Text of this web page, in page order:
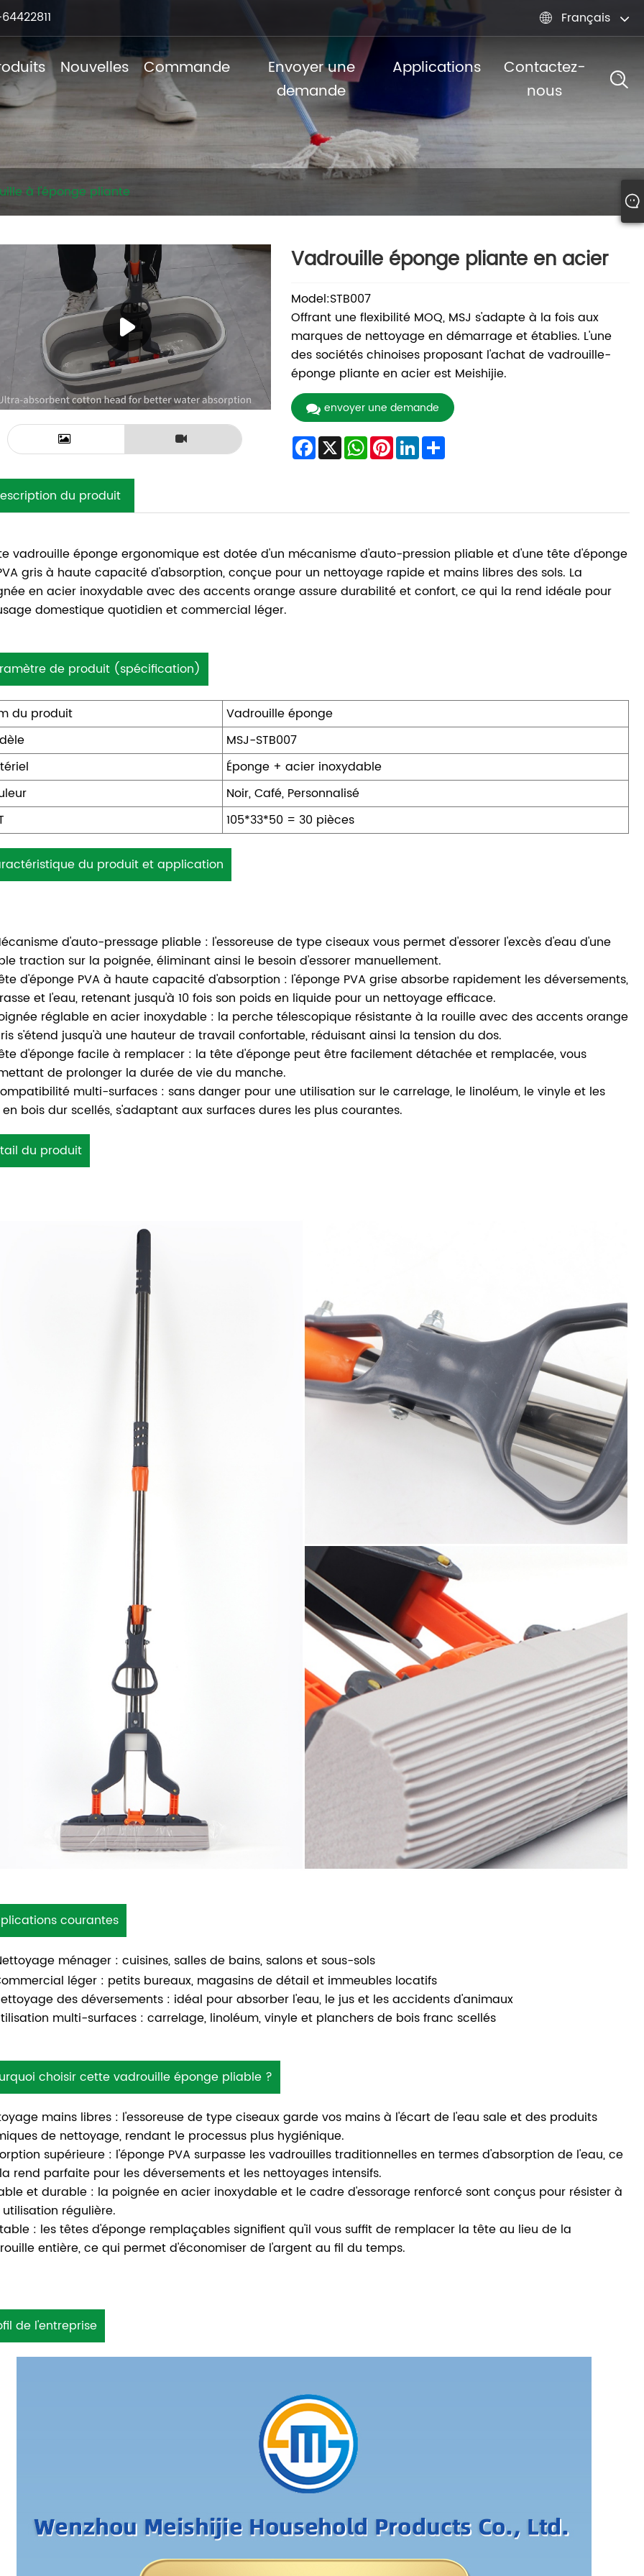
 Français
Nouvelles Commande
Envoyer une
demande
Applications
Contactez-
nous
à l'éponge pliante
Vadrouille éponge pliante en acier
Model:STB007
Offrant une flexibilité MOQ, MSJ s'adapte à la fois aux
marques de nettoyage en démarrage et établies. L'une
des sociétés chinoises proposant l'achat de vadrouille-
éponge pliante en acier est Meishijie.
envoyer une demande
Facebook
X WhatsApp
Pinterest
LinkedInShare
du produit
vadrouille éponge ergonomique est dotée d'un mécanisme d'auto-pression pliable et d'une tête d'éponge
gris à haute capacité d'absorption, conçue pour un nettoyage rapide et mains libres des sols. La
en acier inoxydable avec des accents orange assure durabilité et confort, ce qui la rend idéale pour
domestique quotidien et commercial léger.
de produit (spécification)
du produit
Vadrouille éponge
MSJ-STB007
Éponge + acier inoxydable
Noir, Café, Personnalisé
105*33*50 = 30 pièces
du produit et application
d'auto-pressage pliable : l'essoreuse de type ciseaux vous permet d'essorer l'excès d'eau d'une
traction sur la poignée, éliminant ainsi le besoin d'essorer manuellement.
d'éponge PVA à haute capacité d'absorption : l'éponge PVA grise absorbe rapidement les déversements,
et l'eau, retenant jusqu'à 10 fois son poids en liquide pour un nettoyage efficace.
réglable en acier inoxydable : la perche télescopique résistante à la rouille avec des accents orange
s'étend jusqu'à une hauteur de travail confortable, réduisant ainsi la tension du dos.
d'éponge facile à remplacer : la tête d'éponge peut être facilement détachée et remplacée, vous
de prolonger la durée de vie du manche.
multi-surfaces : sans danger pour une utilisation sur le carrelage, le linoléum, le vinyle et les
en bois dur scellés, s'adaptant aux surfaces dures les plus courantes.
du produit
courantes
ménager : cuisines, salles de bains, salons et sous-sols
léger : petits bureaux, magasins de détail et immeubles locatifs
des déversements : idéal pour absorber l'eau, le jus et les accidents d'animaux
multi-surfaces : carrelage, linoléum, vinyle et planchers de bois franc scellés
choisir cette vadrouille éponge pliable ?
mains libres : l'essoreuse de type ciseaux garde vos mains à l'écart de l'eau sale et des produits
de nettoyage, rendant le processus plus hygiénique.
supérieure : l'éponge PVA surpasse les vadrouilles traditionnelles en termes d'absorption de l'eau, ce
rend parfaite pour les déversements et les nettoyages intensifs.
et durable : la poignée en acier inoxydable et le cadre d'essorage renforcé sont conçus pour résister à
régulière.
: les têtes d'éponge remplaçables signifient qu'il vous suffit de remplacer la tête au lieu de la
entière, ce qui permet d'économiser de l'argent au fil du temps.
de l'entreprise